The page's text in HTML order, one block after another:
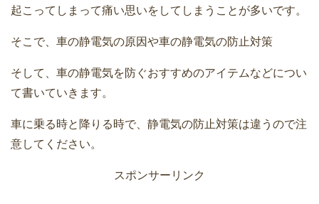
起こってしまって痛い思いをしてしまうことが多いです。
そこで、車の静電気の原因や車の静電気の防止対策
そして、車の静電気を防ぐおすすめのアイテムなどについ
て書いていきます。
車に乗る時と降りる時で、静電気の防止対策は違うので注
意してください。
スポンサーリンク